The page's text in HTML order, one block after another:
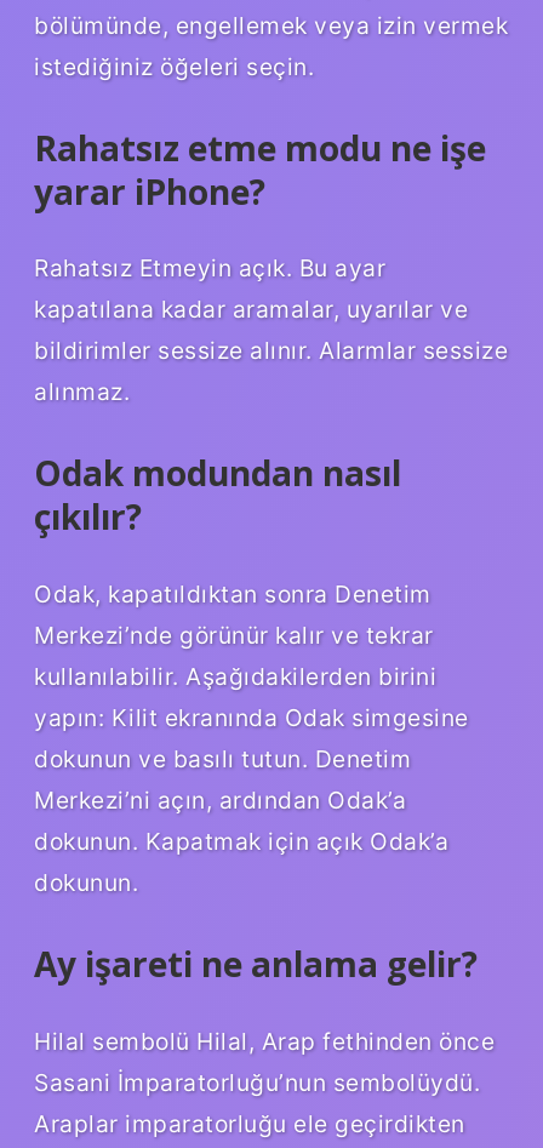
bölümünde, engellemek veya izin vermek
istediğiniz öğeleri seçin.
Rahatsız etme modu ne işe
yarar iPhone?
Rahatsız Etmeyin açık. Bu ayar
kapatılana kadar aramalar, uyarılar ve
bildirimler sessize alınır. Alarmlar sessize
alınmaz.
Odak modundan nasıl
çıkılır?
Odak, kapatıldıktan sonra Denetim
Merkezi’nde görünür kalır ve tekrar
kullanılabilir. Aşağıdakilerden birini
yapın: Kilit ekranında Odak simgesine
dokunun ve basılı tutun. Denetim
Merkezi’ni açın, ardından Odak’a
dokunun. Kapatmak için açık Odak’a
dokunun.
Ay işareti ne anlama gelir?
Hilal sembolü Hilal, Arap fethinden önce
Sasani İmparatorluğu’nun sembolüydü.
Araplar imparatorluğu ele geçirdikten